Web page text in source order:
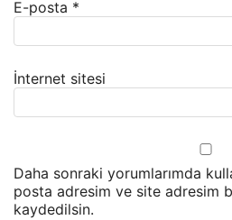
E-posta *
İnternet sitesi
Daha sonraki yorumlarımda
posta adresim ve site adresim
kaydedilsin.